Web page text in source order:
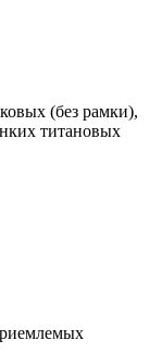
(без рамки),
титановых